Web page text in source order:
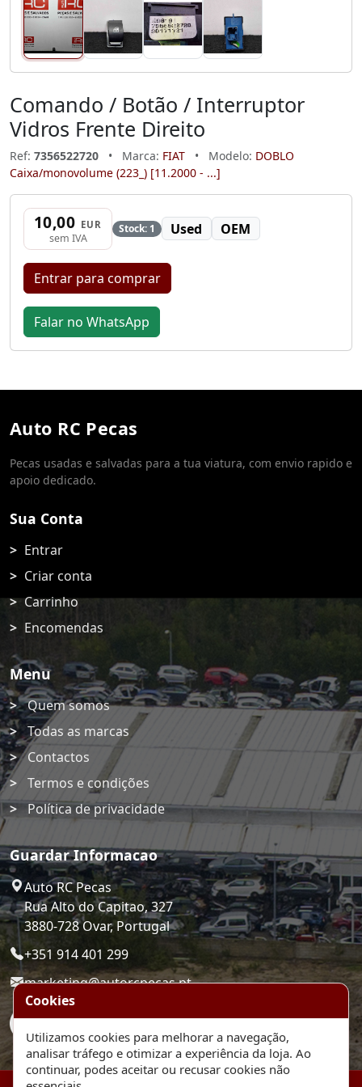
Comando / Botão / Interruptor
Vidros Frente Direito
Ref: 7356522720 • Marca: FIAT • Modelo: DOBLO
Caixa/monovolume (223_) [11.2000 - ...]
10,00 EUR
sem IVA
Stock: 1 Used OEM
Entrar para comprar
Falar no WhatsApp
Auto RC Pecas
Pecas usadas e salvadas para a tua viatura, com envio rapido e
apoio dedicado.
Sua Conta
Entrar
Criar conta
Carrinho
Encomendas
Menu
Quem somos
Todas as marcas
Contactos
Termos e condições
Política de privacidade
Guardar Informacao
Auto RC Pecas
Rua Alto do Capitao, 327
3880-728 Ovar, Portugal
+351 914 401 299
marketing@autorcpecas.pt
Cookies
Utilizamos cookies para melhorar a navegação,
analisar tráfego e otimizar a experiência da loja. Ao
continuar, podes aceitar ou recusar cookies não